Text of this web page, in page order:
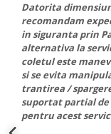
Datorita
recomandam
in siguranta prin
alternativa la
coletul este
si se evita
trantirea /
suportat partial de
pentru acest